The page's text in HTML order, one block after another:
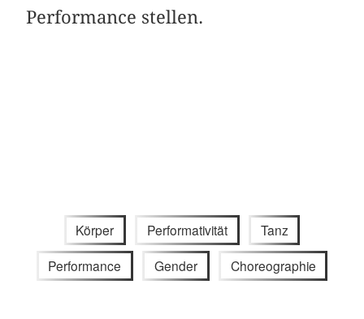
Performance stellen.
Körper Performativität Tanz
Performance Gender Choreographie